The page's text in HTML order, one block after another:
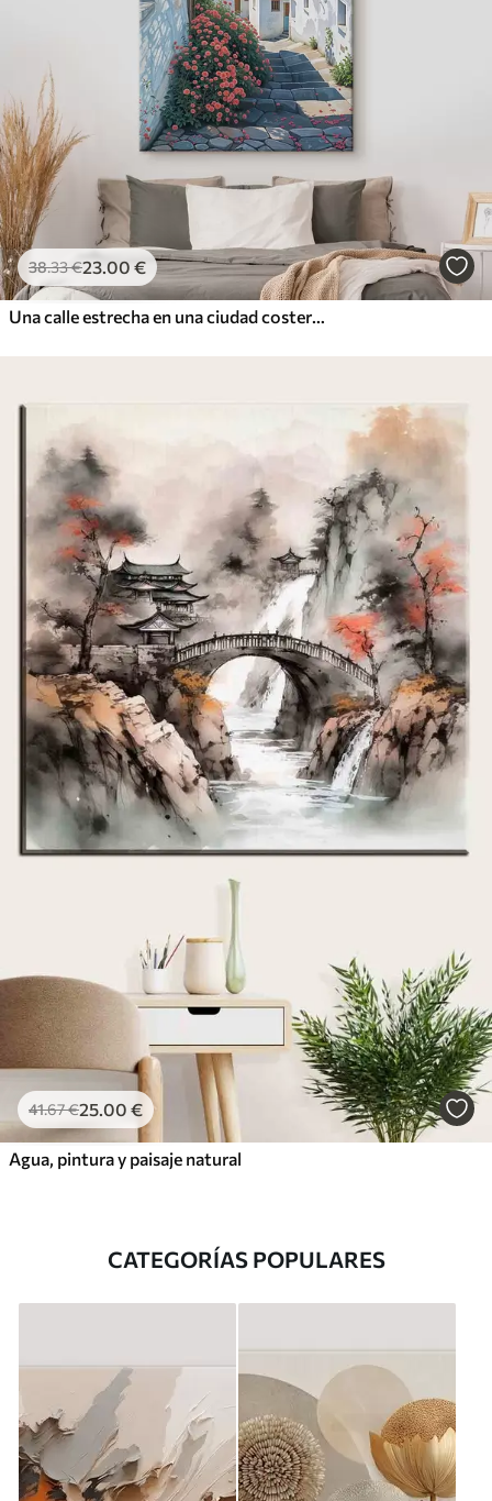
38.33€23.00 €
Una calle estrecha en una ciudad costera, con edificios blancos, techos de tejas rojas y flores de color rosa vibrante
41.67€25 .00 €
Agua, pintura y paisaje natural
CATEGORÍAS POPULARES